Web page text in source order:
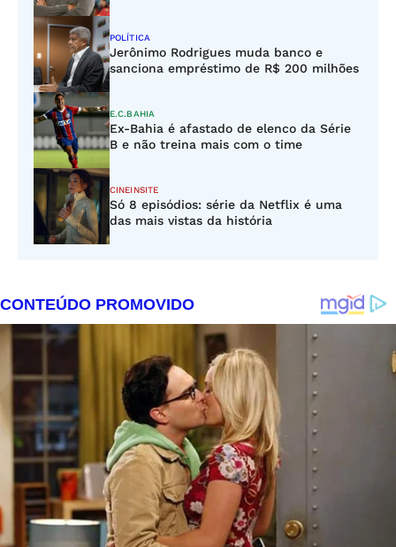
POLÍTICA
Jerônimo Rodrigues muda banco e
sanciona empréstimo de R$ 200 milhões
E.C.BAHIA
Ex-Bahia é afastado de elenco da Série
B e não treina mais com o time
CINEINSITE
Só 8 episódios: série da Netflix é uma
das mais vistas da história